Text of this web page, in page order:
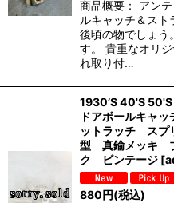
商品概要： アン
ルキャッチ＆ス
後頃の物でしょう
す。 貴重なオリ
れ取り付…
1930’S 40'S
ドアボールキャ
ットラッチ ス
型 真鍮メッキ
ク ビンテージ [
880円(税込)